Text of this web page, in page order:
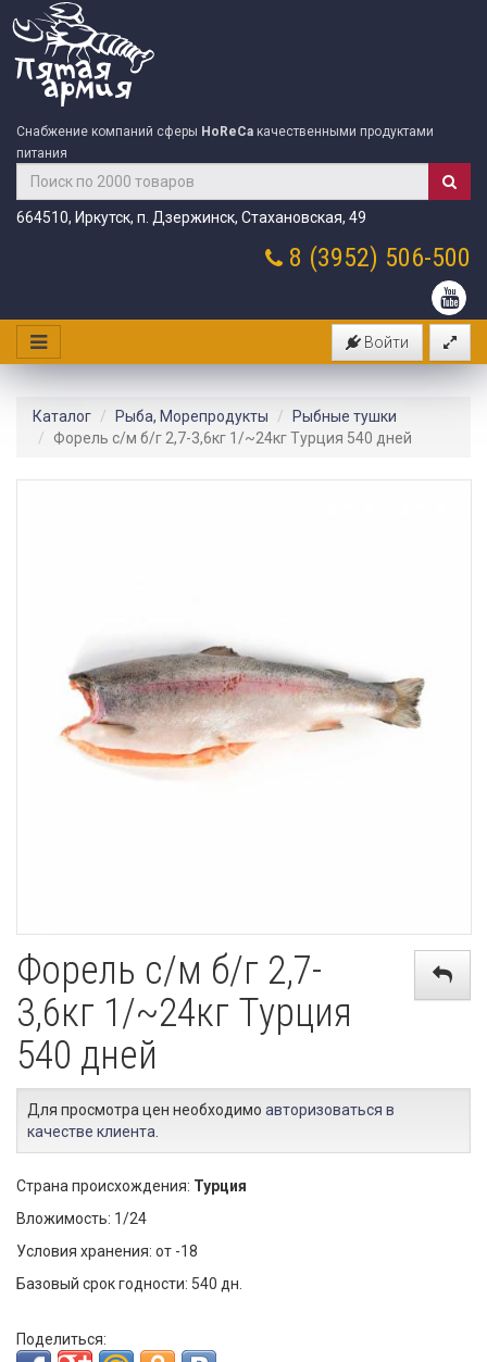
Снабжение компаний сферы HoReCa качественными продуктами
питания
664510, Иркутск, п. Дзержинск, Стахановская, 49
8 (3952) 506-500
Войти
Каталог Рыба, Морепродукты
Рыбные тушки
Форель с/м б/г 2,7-3,6кг 1/~24кг Турция 540 дней
Форель с/м б/г 2,7-
3,6кг 1/~24кг Турция
540 дней
Для просмотра цен необходимо авторизоваться в
качестве клиента
Страна происхождения: Турция
Вложимость: 1/24
Условия хранения: от -18
Базовый срок годности: 540 дн.
Поделиться: